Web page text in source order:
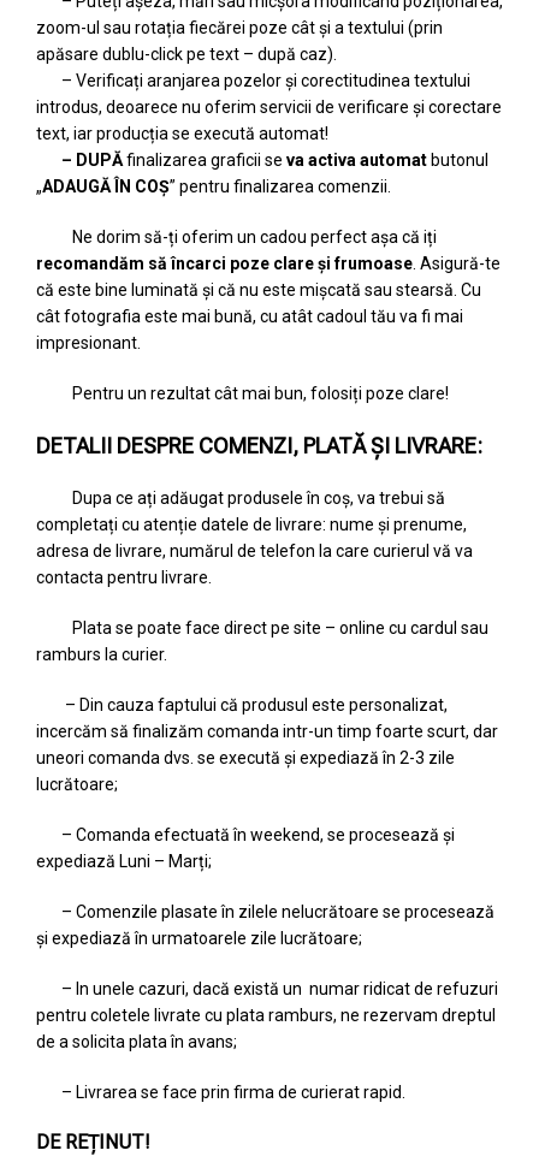
zoom-ul sau rotația fiecărei poze cât și a textului (prin
apăsare dublu-click pe text – după caz).
– Verificați aranjarea pozelor și corectitudinea textului
introdus, deoarece nu oferim servicii de verificare și corectare
text, iar producția se execută automat!
– DUPĂfinalizarea graficii se va activa automat butonul
„ADAUGĂ ÎN COȘ” pentru finalizarea comenzii.
Ne dorim să-ți oferim un cadou perfect așa că iți
recomandăm să încarci poze clare și frumoase. Asigură-te
că este bine luminată și că nu este mișcată sau stearsă. Cu
cât fotografia este mai bună, cu atât cadoul tău va fi mai
impresionant.
Pentru un rezultat cât mai bun, folosiți poze clare!
DETALII DESPRE COMENZI, PLATĂ ȘI LIVRARE:
Dupa ce ați adăugat produsele în coș, va trebui să
completați cu atenție datele de livrare: nume și prenume,
adresa de livrare, numărul de telefon la care curierul vă va
contacta pentru livrare.
Plata se poate face direct pe site – online cu cardul sau
ramburs la curier.
– Din cauza faptului că produsul este personalizat,
incercăm să finalizăm comanda intr-un timp foarte scurt, dar
uneori comanda dvs. se execută și expediază în 2-3 zile
lucrătoare;
– Comanda efectuată în weekend, se procesează și
expediază Luni – Marți;
– Comenzile plasate în zilele nelucrătoare se procesează
și expediază în urmatoarele zile lucrătoare;
– In unele cazuri, dacă există un numar ridicat de refuzuri
pentru coletele livrate cu plata ramburs, ne rezervam dreptul
de a solicita plata în avans;
– Livrarea se face prin firma de curierat rapid.
DE REȚINUT!